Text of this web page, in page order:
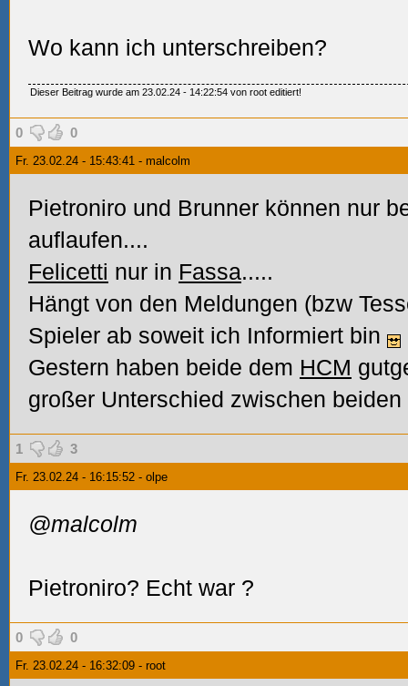
Wo kann ich unterschreiben?
Dieser Beitrag wurde am 23.02.24 - 14:22:54 von root editiert!
0 0
Fr. 23.02.24 - 15:43:41 - malcolm
Pietroniro und Brunner können nur
auflaufen....
Felicetti nur in Fassa.....
Hängt von den Meldungen (bzw
Spieler ab soweit ich Informiert bin
Gestern haben beide dem HCM
großer Unterschied zwischen
1 3
Fr. 23.02.24 - 16:15:52 - olpe
@malcolm
Pietroniro? Echt war ?
0 0
Fr. 23.02.24 - 16:32:09 - root